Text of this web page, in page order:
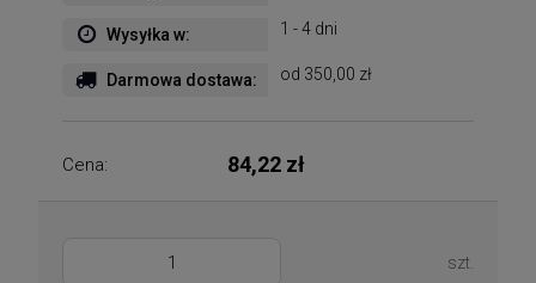
Wysyłka w: 1 - 4 dni
Darmowa dostawa: od 350,00 zł
Cena: 84,22 zł
szt.